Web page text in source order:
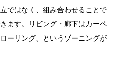
ではなく、組み合わせることで
ます。リビング・廊下はカーペ
ーリング、というゾーニングが